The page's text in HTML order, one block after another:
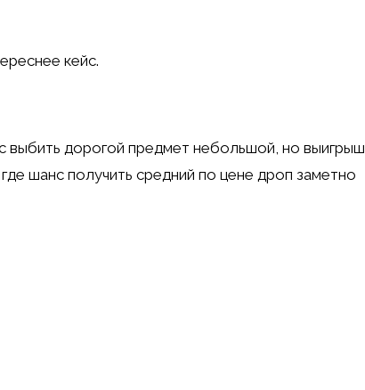
кейс.
выбить дорогой предмет небольшой, но выигрыш
шанс получить средний по цене дроп заметно